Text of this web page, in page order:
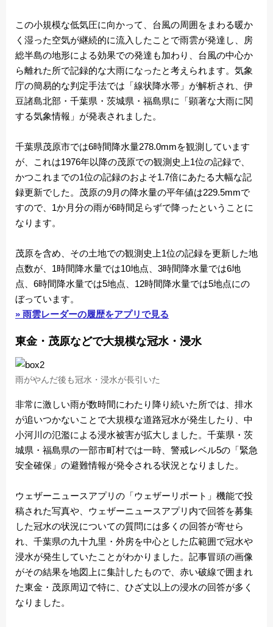
この小規模な低気圧に向かって、台風の周囲をまわる暖か
く湿った空気が継続的に流入したことで雨雲が発達し、房
総半島の地形による効果での発達も加わり、台風の中心か
ら離れた所で記録的な大雨になったと考えられます。気象
庁の簡易的な判定手法では「線状降水帯」が解析され、伊
豆諸島北部・千葉県・茨城県・福島県に「顕著な大雨に関
する気象情報」が発表されました。
千葉県茂原市では6時間降水量278.0mmを観測しています
が、これは1976年以降の茂原での観測史上1位の記録で、
かつこれまでの1位の記録のおよそ1.7倍にあたる大幅な記
録更新でした。茂原の9月の降水量の平年値は229.5mmで
すので、1か月分の雨が6時間足らずで降ったということに
なります。
茂原を含め、その土地での観測史上1位の記録を更新した地
点数が、1時間降水量では10地点、3時間降水量では6地
点、6時間降水量では5地点、12時間降水量では5地点にの
ぼっています。
» 雨雲レーダーの履歴をアプリで見る
東金・茂原などで大規模な冠水・浸水
雨がやんだ後も冠水・浸水が長引いた
非常に激しい雨が数時間にわたり降り続いた所では、排水
が追いつかないことで大規模な道路冠水が発生したり、中
小河川の氾濫による浸水被害が拡大しました。千葉県・茨
城県・福島県の一部市町村では一時、警戒レベル5の「緊急
安全確保」の避難情報が発令される状況となりました。
ウェザーニュースアプリの「ウェザーリポート」機能で投
稿された写真や、ウェザーニュースアプリ内で回答を募集
した冠水の状況についての質問には多くの回答が寄せら
れ、千葉県の九十九里・外房を中心とした広範囲で冠水や
浸水が発生していたことがわかりました。記事冒頭の画像
がその結果を地図上に集計したもので、赤い破線で囲まれ
た東金・茂原周辺で特に、ひざ丈以上の浸水の回答が多く
なりました。